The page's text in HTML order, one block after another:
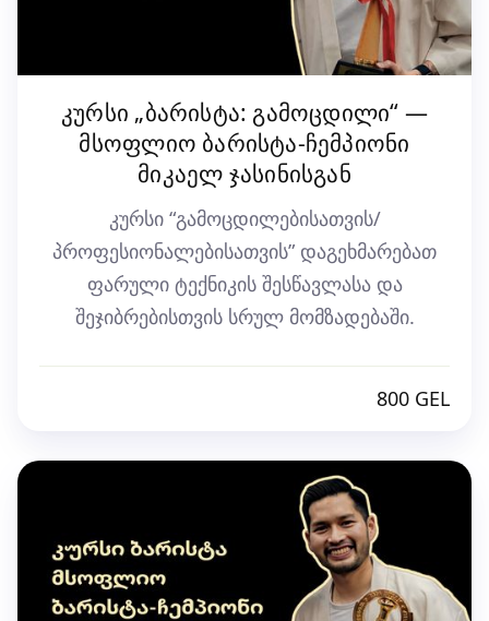
კურსი „ბარისტა: გამოცდილი“ —
მსოფლიო ბარისტა-ჩემპიონი
მიკაელ ჯასინისგან
კურსი “გამოცდილებისათვის/
პროფესიონალებისათვის” დაგეხმარებათ
ფარული ტექნიკის შესწავლასა და
შეჯიბრებისთვის სრულ მომზადებაში.
800 GEL